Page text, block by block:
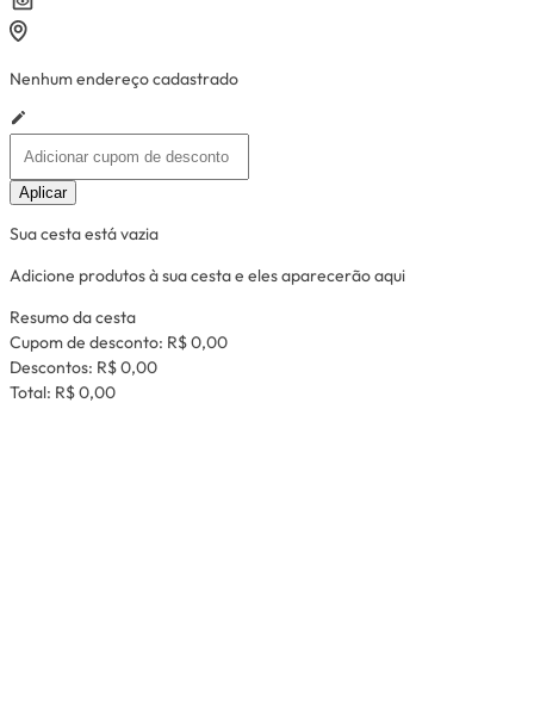
Nenhum endereço cadastrado
Aplicar
Sua cesta está vazia
Adicione produtos à sua cesta e eles aparecerão aqui
Resumo da cesta
Cupom de desconto: R$ 0,00
Descontos: R$ 0,00
Total: R$ 0,00